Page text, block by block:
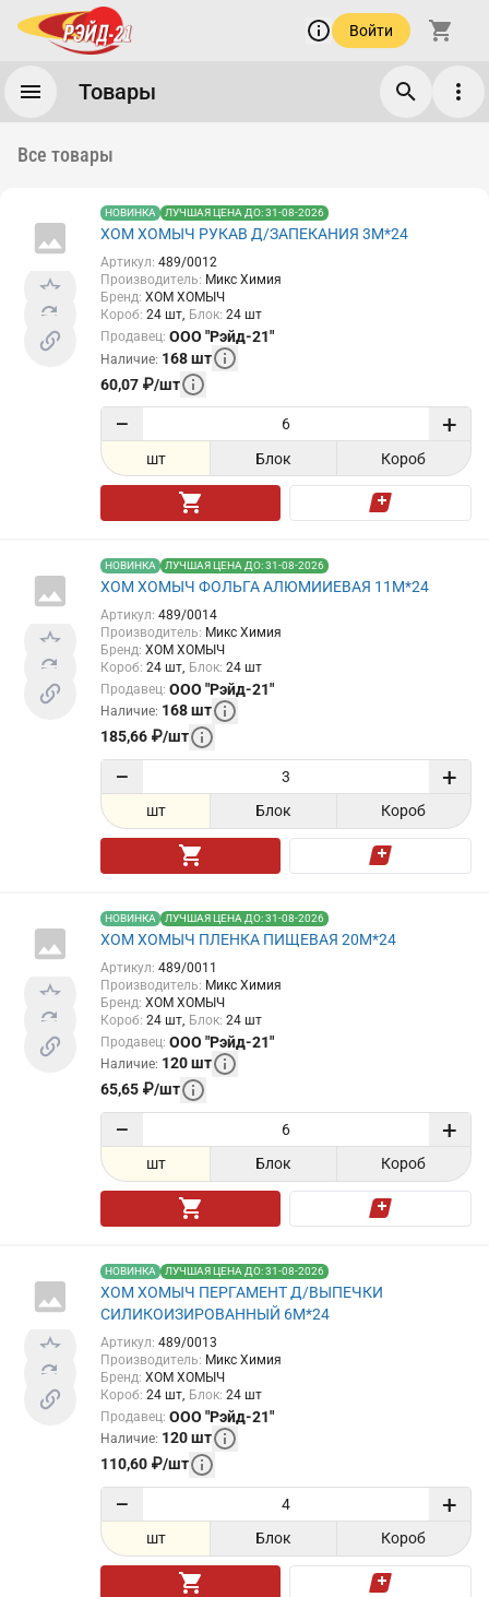
Войти
Товары
Все товары
НОВИНКА ЛУЧШАЯ ЦЕНА ДО: 31-08-2026
ХОМ ХОМЫЧ РУКАВ Д/ЗАПЕКАНИЯ 3М*24
Артикул: 489/0012
Производитель: Микс Химия
Бренд: ХОМ ХОМЫЧ
Короб: 24 шт Блок: 24 шт
Продавец: ООО "Рэйд-21"
Наличие: 168шт
60,07 ₽/шт
− +
шт Блок Короб
НОВИНКА ЛУЧШАЯ ЦЕНА ДО: 31-08-2026
ХОМ ХОМЫЧ ФОЛЬГА АЛЮМИИЕВАЯ 11М*24
Артикул: 489/0014
Производитель: Микс Химия
Бренд: ХОМ ХОМЫЧ
Короб: 24 шт Блок: 24 шт
Продавец: ООО "Рэйд-21"
Наличие: 168шт
185,66 ₽/шт
− +
шт Блок Короб
НОВИНКА ЛУЧШАЯ ЦЕНА ДО: 31-08-2026
ХОМ ХОМЫЧ ПЛЕНКА ПИЩЕВАЯ 20М*24
Артикул: 489/0011
Производитель: Микс Химия
Бренд: ХОМ ХОМЫЧ
Короб: 24 шт Блок: 24 шт
Продавец: ООО "Рэйд-21"
Наличие: 120шт
65,65 ₽/шт
− +
шт Блок Короб
НОВИНКА ЛУЧШАЯ ЦЕНА ДО: 31-08-2026
ХОМ ХОМЫЧ ПЕРГАМЕНТ Д/ВЫПЕЧКИ
СИЛИКОИЗИРОВАННЫЙ 6М*24
Артикул: 489/0013
Производитель: Микс Химия
Бренд: ХОМ ХОМЫЧ
Короб: 24 шт Блок: 24 шт
Продавец: ООО "Рэйд-21"
Наличие: 120шт
110,60 ₽/шт
− +
шт Блок Короб